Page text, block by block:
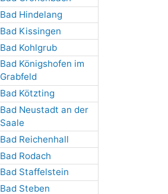
Bad Hindelang
Bad Kissingen
Bad Kohlgrub
Bad Königshofen im
Grabfeld
Bad Kötzting
Bad Neustadt an der
Saale
Bad Reichenhall
Bad Rodach
Bad Staffelstein
Bad Steben